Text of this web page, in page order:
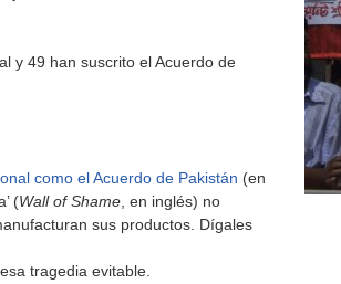
y 49 han suscrito el Acuerdo de
como el Acuerdo de Pakistán (en
(Wall of Shame, en inglés) no
sus productos. Dígales
tragedia evitable.